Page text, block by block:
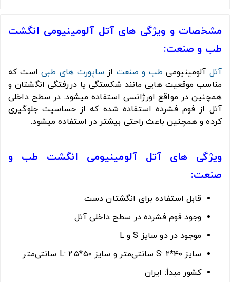
مشخصات و ویژگی های آتل آلومینیومی انگشت
طب و صنعت:
آتل آلومینیومی طب و صنعت از ساپورت های طبیاست که
مناسب موقعیت هایی مانند شکستگی یا دررفتگی انگشتان و
همچنین در مواقع اورژانسی استفاده میشود. در سطح داخلی
آتل از فوم فشرده استفاده شده که از حساسیت جلوگیری
کرده و همچنین باعث راحتی بیشتر در استفاده میشود.
ویژگی های آتل آلومینیومی انگشت طب و
صنعت:
قابل استفاده برای انگشتان دست
وجود فوم فشرده در سطح داخلی آتل
موجود در دو سایز S و L
سایز S: ۲*۴۰ سانتی‌متر و سایز L: ۲.۵*۵۰ سانتی‌متر
کشور مبدأ: ایران